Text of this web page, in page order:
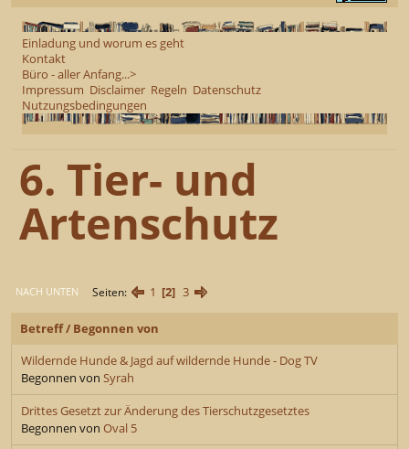
Einladung und worum es geht
Kontakt
Büro - aller Anfang...>
Impressum Disclaimer Regeln Datenschutz
Nutzungsbedingungen
6. Tier- und
Artenschutz
NACH UNTEN Seiten 1 2 3
Betreff/ Begonnen von
Wildernde Hunde & Jagd auf wildernde Hunde - Dog TV
Begonnen von Syrah
Drittes Gesetzt zur Änderung des Tierschutzgesetztes
Begonnen von Oval 5